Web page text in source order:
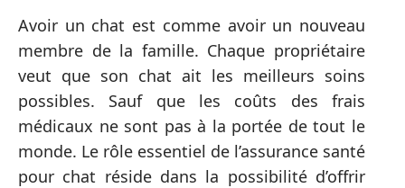
Avoir un chat est comme avoir un nouveau
membre de la famille. Chaque propriétaire
veut que son chat ait les meilleurs soins
possibles. Sauf que les coûts des frais
médicaux ne sont pas à la portée de tout le
monde. Le rôle essentiel de l’assurance santé
pour chat réside dans la possibilité d’offrir